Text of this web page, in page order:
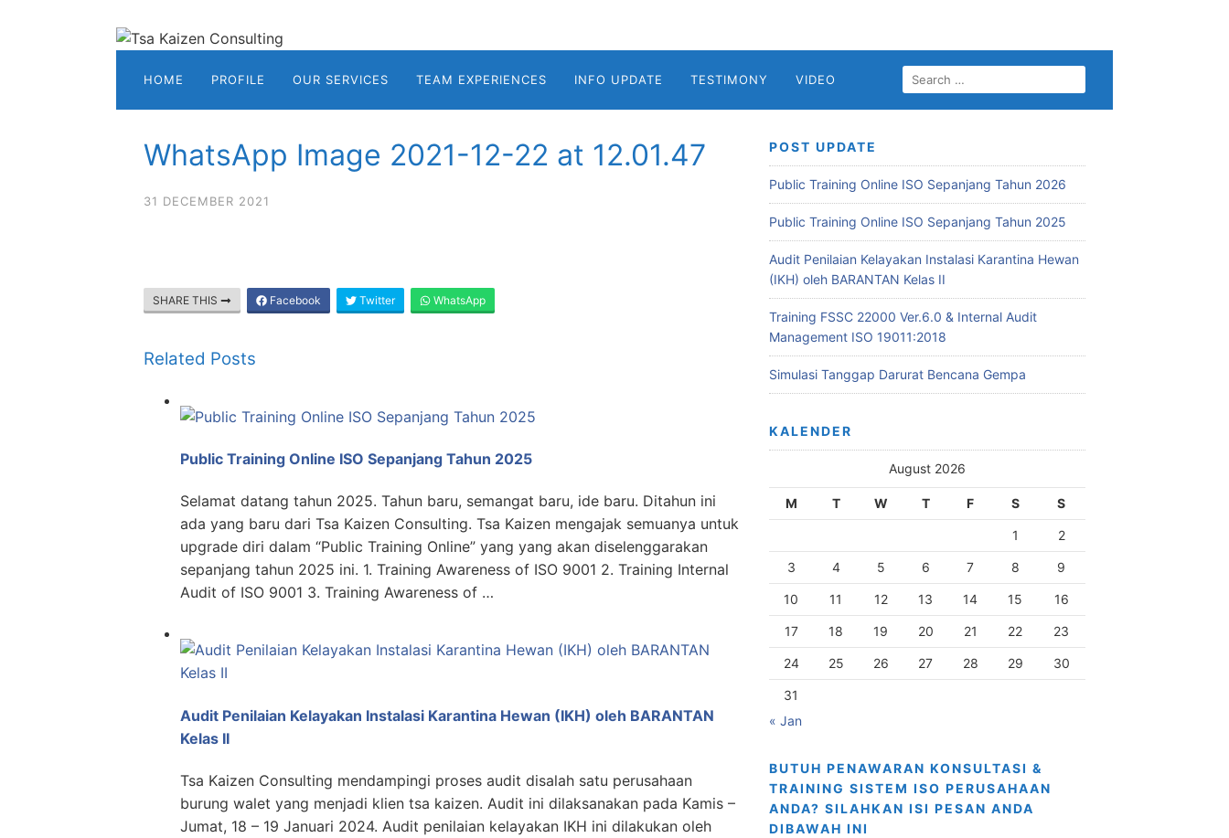
Tsa
Kaizen
Consulting
&
ISO
HOME PROFILE OUR SERVICES TEAM EXPERIENCES INFO UPDATE TESTIMONY VIDEO
SEARCH
FOR:
WhatsApp Image 2021-12-22 at 12.01.47
31 DECEMBER 2021
SHARE THIS Facebook Twitter WhatsApp
Related Posts
Public Training Online ISO Sepanjang Tahun 2025
Selamat datang tahun 2025. Tahun baru, semangat baru, ide baru. Ditahun ini
ada yang baru dari Tsa Kaizen Consulting. Tsa Kaizen mengajak semuanya untuk
upgrade diri dalam “Public Training Online” yang yang akan diselenggarakan
sepanjang tahun 2025 ini. 1. Training Awareness of ISO 9001 2. Training Internal
Audit of ISO 9001 3. Training Awareness of …
Audit Penilaian Kelayakan Instalasi Karantina Hewan (IKH) oleh BARANTAN
Kelas II
Tsa Kaizen Consulting mendampingi proses audit disalah satu perusahaan
burung walet yang menjadi klien tsa kaizen. Audit ini dilaksanakan pada Kamis –
Jumat, 18 – 19 Januari 2024. Audit penilaian kelayakan IKH ini dilakukan oleh
POST UPDATE
Public Training Online ISO Sepanjang Tahun 2026
Public Training Online ISO Sepanjang Tahun 2025
Audit Penilaian Kelayakan Instalasi Karantina Hewan
(IKH) oleh BARANTAN Kelas II
Training FSSC 22000 Ver.6.0 & Internal Audit
Management ISO 19011:2018
Simulasi Tanggap Darurat Bencana Gempa
KALENDER
August 2026
M T W T F S S
1 2
3 4 5 6 7 8 9
10 11 12 13 14 15 16
17 18 19 20 21 22 23
24 25 26 27 28 29 30
31
« Jan
BUTUH PENAWARAN KONSULTASI &
TRAINING SISTEM ISO PERUSAHAAN
ANDA? SILAHKAN ISI PESAN ANDA
DIBAWAH INI